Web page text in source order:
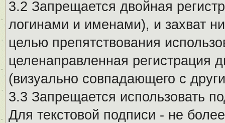
3.2 Запрещается двойная
логинами и именами), и захват
целью препятствования
целенаправленная регистрация
(визуально совпадающего с
3.3 Запрещается использовать
Для текстовой подписи - не